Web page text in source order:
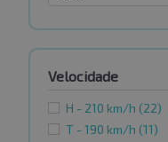
Velocidade
H - 210 km/h (22)
T - 190 km/h (11)